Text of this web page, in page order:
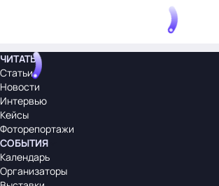
ЧИТАТЬ
Статьи
Новости
Интервью
Кейсы
Фоторепортажи
СОБЫТИЯ
Календарь
Организаторы